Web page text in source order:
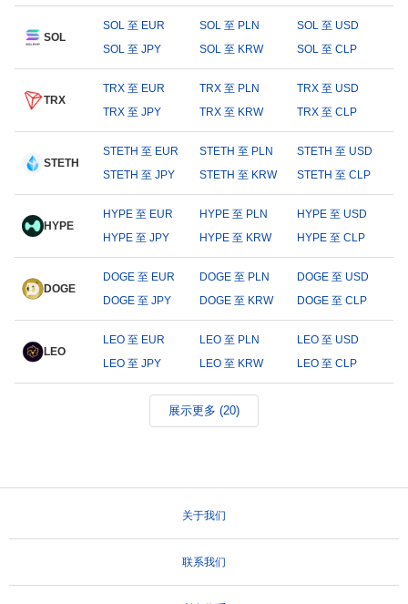
SOL
SOL 至 EUR SOL 至 PLN
SOL 至 USD
SOL 至 JPY
SOL 至 KRW SOL 至 CLP
TRX
TRX 至 EUR TRX 至 PLN
TRX 至 USD
TRX 至 JPY
TRX 至 KRW TRX 至 CLP
STETH
STETH 至 EUR STETH 至 PLN
STETH 至 USD
STETH 至 JPY
STETH 至 KRW STETH 至 CLP
HYPE
HYPE 至 EUR HYPE 至 PLN
HYPE 至 USD
HYPE 至 JPY
HYPE 至 KRW HYPE 至 CLP
DOGE
DOGE 至 EUR DOGE 至 PLN
DOGE 至 USD
DOGE 至 JPY
DOGE 至 KRW DOGE 至 CLP
LEO
LEO 至 EUR LEO 至 PLN
LEO 至 USD
LEO 至 JPY
LEO 至 KRW LEO 至 CLP
展示更多 (20)
关于我们
联系我们